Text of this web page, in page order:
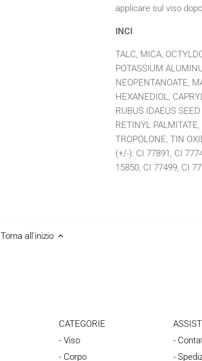
applicare sul viso
INCI
TALC, MICA,
POTASSIUM
NEOPENTANOATE,
HEXANEDIOL,
RUBUS IDAEUS
RETINYL
TROPOLONE, TIN
(+/-): CI 77891, CI
15850, CI 77499, CI
Torna all'inizio
CATEGORIE
- Viso
- Corpo
-
-